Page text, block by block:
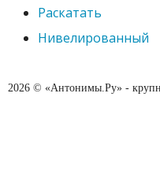
Раскатать
Нивелированный
2026 © «Антонимы.Ру» -